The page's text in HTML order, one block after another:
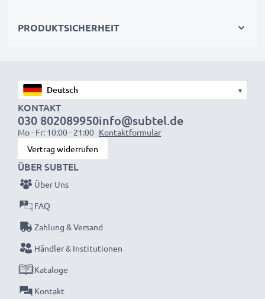
ökologischen Fußabdruck durch Recycling und
Entscheiden Sie sich für CELLONIC und machen Sie
keine Abstriche bei der Qualität!
PRODUKTSICHERHEIT
▾
KONTAKT
030 802089950
Mo - Fr: 10:00 - 21:00
info@subtel.de
Kontaktformular
Vertrag widerrufen
ÜBER SUBTEL
Über Uns
FAQ
Zahlung & Versand
Händler & Institutionen
Kataloge
Kontakt